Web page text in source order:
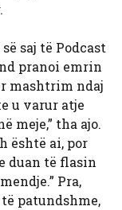
saj të Podcast
pranoi emrin
mashtrim ndaj
u varur atje
meje,” tha ajo.
është ai, por
duan të flasin
Pra,
patundshme,